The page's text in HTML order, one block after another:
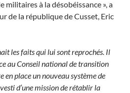
à la désobéissance », a
de la république de Cusset, Eric
les faits qui lui sont reprochés. Il
au Conseil national de transition
en place un nouveau système de
d’une mission de rétablir la